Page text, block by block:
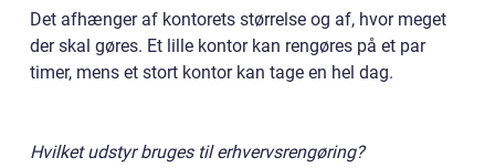
Det afhænger af kontorets størrelse og af, hvor meget
der skal gøres. Et lille kontor kan rengøres på et par
timer, mens et stort kontor kan tage en hel dag.
Hvilket udstyr bruges til erhvervsrengøring?